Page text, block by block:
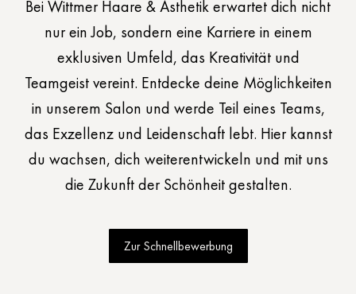
BeiWittmer Haare & Ästhetikerwartet dich nicht
nur ein Job, sondern eine Karriere in einem
exklusiven Umfeld, das Kreativität und
Teamgeist vereint. Entdecke deine Möglichkeiten
in unserem Salon und werde Teil eines Teams,
das Exzellenz und Leidenschaft lebt. Hier kannst
du wachsen, dich weiterentwickeln und mit uns
die Zukunft der Schönheit gestalten.
Zur Schnellbewerbung